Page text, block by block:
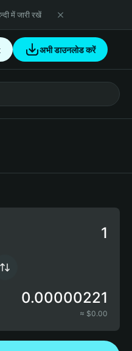
में जारी रखें
अभी डाउनलोड करें
0.00000221
≈ $0.00